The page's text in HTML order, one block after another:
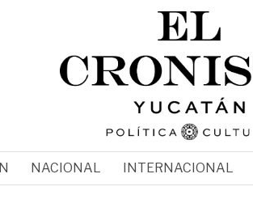
NACIONAL INTERNACIONAL